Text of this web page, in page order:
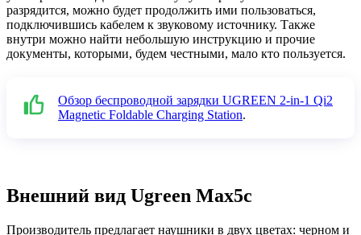
разрядится, можно будет продолжить ими пользоваться,
подключившись кабелем к звуковому источнику. Также
внутри можно найти небольшую инструкцию и прочие
документы, которыми, будем честными, мало кто пользуется.
Обзор беспроводной зарядки UGREEN 2-in-1 Qi2
Magnetic Foldable Charging Station.
Внешний вид Ugreen Max5c
Производитель предлагает наушники в двух цветах: черном и